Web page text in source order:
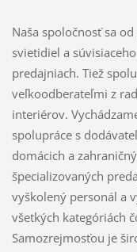
Naša spoločnosť sa
svietidiel a
predajniach. Tiež
veľkoodberateľmi z
interiérov.
spolupráce s
domácich a
špecializovaných
vyškolený personál a
všetkých kategóriách
Samozrejmosťou je